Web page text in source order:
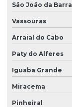
São João da Barra
Vassouras
Arraial do Cabo
Paty do Alferes
Iguaba Grande
Miracema
Pinheiral